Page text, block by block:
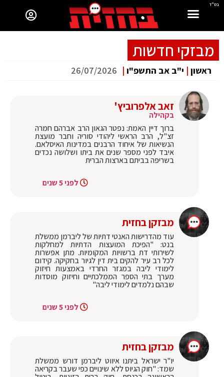
בס"ד
מבזקי חדשות
ראשון | י"ב אב התשפ"ו |
26/07/2026
זאב אלפרוביץ'
בקהילה
ברוך דיין האמת: נפטר הגאון הרב אברהם חמרה
זצ"ל, הרב הראשי ליהודי סוריה וחבר מועצת
הנשיאות של איחוד הרבנים במדינות האיסלאם.
איבד לפני מספר שנים את ביתו ושלושה נכדים
בשריפה בביתם בארצות הברית
לפני 5 שנים
מבזקן בחזית
עוד מהדרישות האנטי דתיות של ליברמן ממשלת
בנט: "הפיכת המועצות הדתיות למחלקות
לשירותי דת ברשויות המקומיות. מתן אפשרות
לכל רב עיר להקים בית דין לגיור בחקיקה. קידום
לימודי ליבה במגזר החרדי באמצעות חיזוק
מערך בתי הספר הממלכתיים וחיזוק מוסדות
שבהם נלמדים לימודי ליבה"
לפני 5 שנים
מבזקן בחזית
יו"ר ישראל ביתנו איווט ליברמן דורש ממשלת
שמד: "חוק הגיוס ללא שינויים כפי שעבר בקריאה